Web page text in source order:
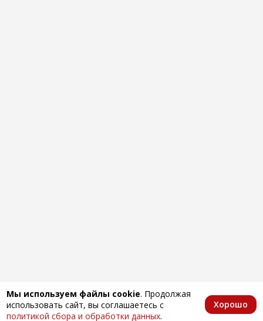
Мы используем файлы cookie. Продолжая
использовать сайт, вы соглашаетесь с
политикой сбора и обработки данных.
Хорошо
Главная КаталогИзбранноеКорзина Аккаунт